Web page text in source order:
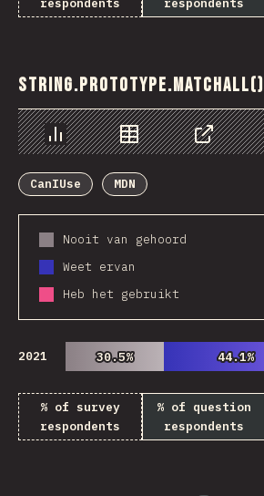
respondents respondents
String.prototype.matchAll()
Chart Data Share
CanIUse
MDN
Nooit van gehoord
Weet ervan
Heb het gebruikt
2021 30.5%
30.5% 44.1%
44.1%
% of survey
respondents
% of question
respondents